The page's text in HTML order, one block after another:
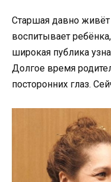
Старшая давно
воспитывает
широкая публика
Долгое время
посторонних глаз.